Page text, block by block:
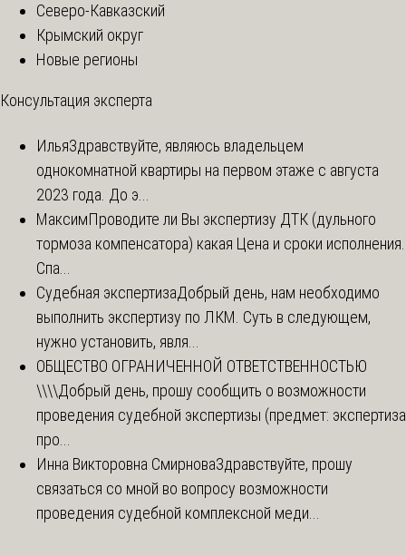
Северо-Кавказский
Крымский округ
Новые регионы
Консультация эксперта
ИльяЗдравствуйте, являюсь владельцем
однокомнатной квартиры на первом этаже с августа
2023 года. До э...
МаксимПроводите ли Вы экспертизу ДТК (дульного
тормоза компенсатора) какая Цена и сроки исполнения.
Спа...
Судебная экспертизаДобрый день, нам необходимо
выполнить экспертизу по ЛКМ. Суть в следующем,
нужно установить, явля...
ОБЩЕСТВО ОГРАНИЧЕННОЙ ОТВЕТСТВЕННОСТЬЮ
\\\\Добрый день, прошу сообщить о возможности
проведения судебной экспертизы (предмет: экспертиза
про...
Инна Викторовна СмирноваЗдравствуйте, прошу
связаться со мной во вопросу возможности
проведения судебной комплексной меди...